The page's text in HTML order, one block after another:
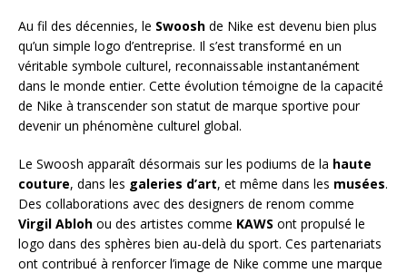
Au fil des décennies, le Swoosh de Nike est devenu bien plus
qu’un simple logo d’entreprise. Il s’est transformé en un
véritable symbole culturel, reconnaissable instantanément
dans le monde entier. Cette évolution témoigne de la capacité
de Nike à transcender son statut de marque sportive pour
devenir un phénomène culturel global.
Le Swoosh apparaît désormais sur les podiums de la haute
couture, dans les galeries d’art, et même dans les musées.
Des collaborations avec des designers de renom comme
Virgil Abloh ou des artistes comme KAWS ont propulsé le
logo dans des sphères bien au-delà du sport. Ces partenariats
ont contribué à renforcer l’image de Nike comme une marque